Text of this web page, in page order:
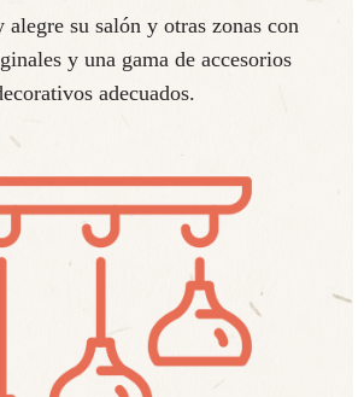
alegre su salón y otras zonas con
y una gama de accesorios
adecuados.